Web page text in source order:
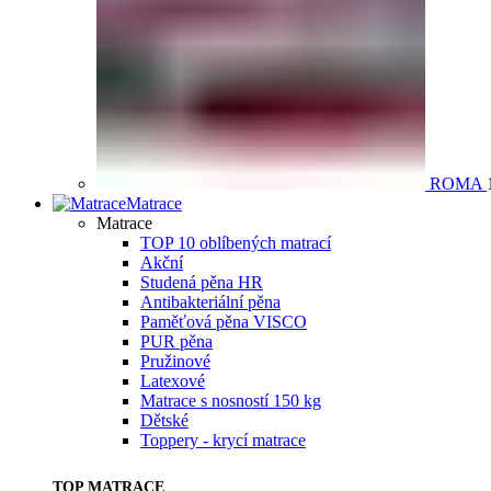
ROMA
Matrace
Matrace
TOP 10 oblíbených matrací
Akční
Studená pěna HR
Antibakteriální pěna
Paměťová pěna VISCO
PUR pěna
Pružinové
Latexové
Matrace s nosností 150 kg
Dětské
Toppery - krycí matrace
TOP MATRACE